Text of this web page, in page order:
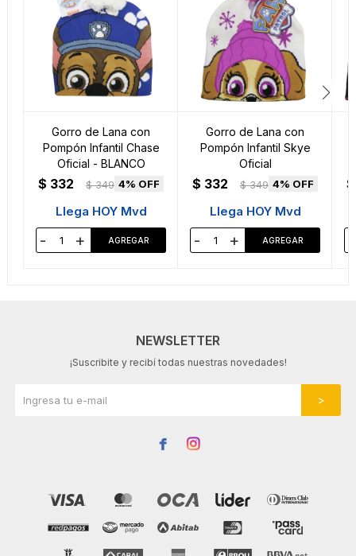
Gorro de Lana con
Pompón Infantil Chase
Oficial - BLANCO
$ 332 $ 349 4
Llega HOY Mvd
- +
Gorro de Lana con
Pompón Infantil Skye
Oficial
$ 332 $ 349 4
Llega HOY Mvd
- +
$
NEWSLETTER
¡Suscribite y recibí todas nuestras novedades!
 